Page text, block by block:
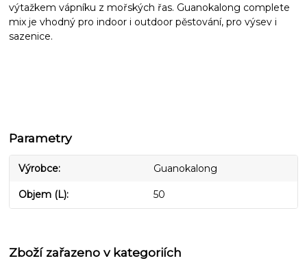
výtažkem vápníku z mořských řas. Guanokalong complete
mix je vhodný pro indoor i outdoor pěstování, pro výsev i
sazenice.
Parametry
Výrobce Guanokalong
Objem (L) 50
Zboží zařazeno v kategoriích